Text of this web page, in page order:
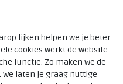
lijken helpen we je beter
cookies werkt de website
functie. Zo maken we de
laten je graag nuttige